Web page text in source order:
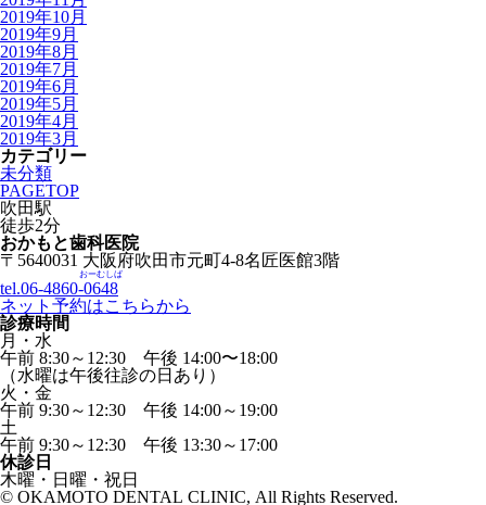
2019年10月
2019年9月
2019年8月
2019年7月
2019年6月
2019年5月
2019年4月
2019年3月
カテゴリー
未分類
PAGETOP
吹田駅
徒歩2分
おかもと歯科医院
〒5640031 大阪府吹田市元町4-8名匠医館3階
tel.06-4860-0648
おーむしば
ネット予約はこちらから
診療時間
月・水
午前 8:30～12:30 午後 14:00〜18:00
（水曜は午後往診の日あり）
火・金
午前 9:30～12:30 午後 14:00～19:00
土
午前 9:30～12:30 午後 13:30～17:00
休診日
木曜・日曜・祝日
© OKAMOTO DENTAL CLINIC, All Rights Reserved.